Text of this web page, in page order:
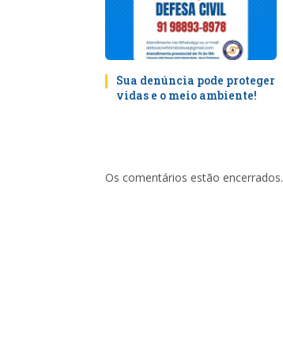
Sua denúncia pode proteger
vidas e o meio ambiente!
Os comentários estão encerrados.